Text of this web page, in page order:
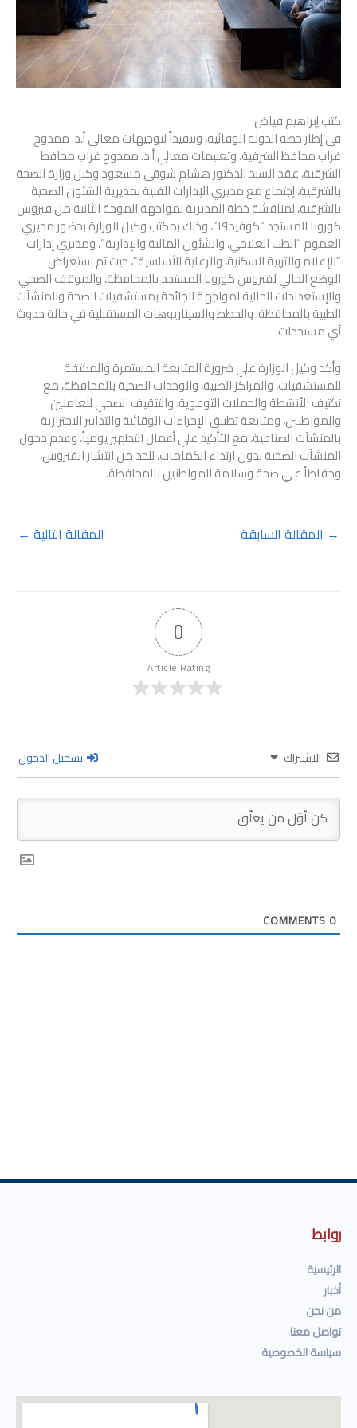
كتب إبراهيم فياض
في إطار خطة الدولة الوقائية، وتنفيذاً لتوجيهات معالي أ.د. ممدوح
غراب محافظ الشرقية، وتعليمات معالي أ.د. ممدوح غراب محافظ
الشرقية، عقد السيد الدكتور هشام شوقي مسعود وكيل وزارة الصحة
بالشرقية، إجتماع مع مديري الإدارات الفنية بمديرية الشئون الصحية
بالشرقية، لمناقشة خطة المديرية لمواجهة الموجة الثانية من فيروس
كورونا المستجد “كوفيد١٩”، وذلك بمكتب وكيل الوزارة بحضور مديري
العموم “الطب العلاجي، والشئون المالية والإدارية”، ومديري إدارات
“الإعلام والتربية السكنية، والرعاية الأساسية”، حيث تم استعراض
الوضع الحالي لفيروس كورونا المستجد بالمحافظة، والموقف الصحي
والإستعدادات الحالية لمواجهة الجائحة بمستشفيات الصحة والمنشآت
الطبية بالمحافظة، والخطط والسيناريوهات المستقبلية في حالة حدوث
أي مستجدات.
وأكد وكيل الوزارة علي ضرورة المتابعة المستمرة والمكثفة
للمستشفيات، والمراكز الطبية، والوحدات الصحية بالمحافظة، مع
تكثيف الأنشطة والحملات التوعوية، والتثقيف الصحي للعاملين
والمواطنين، ومتابعة تطبيق الإجراءات الوقائية والتدابير الاحترازية
بالمنشآت الصناعية، مع التأكيد علي أعمال التطهير يومياً، وعدم دخول
المنشآت الصحية بدون ارتداء الكمامات، للحد من انتشار الفيروس،
وحفاظاً علي صحة وسلامة المواطنين بالمحافظة.
→ المقالة السابقة المقالة التالية ←
0
Article Rating
الاشتراك تسجيل الدخول
0
روابط
الرئيسية
أخبار
من نحن
تواصل معنا
سياسة الخصوصية